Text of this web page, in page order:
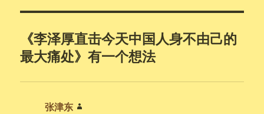
《李泽厚直击今天中国人身不由己的
最大痛处》有一个想法
张津东